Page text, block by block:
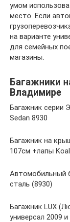
умом
место. Если
на варианте
для семейных
магазины.
Багажники
Владимире
Багажник серии
Sedan 8930
Багажник на
107см +лапы
Автомобильный
сталь (8930)
Багажник LUX
универсал 2009